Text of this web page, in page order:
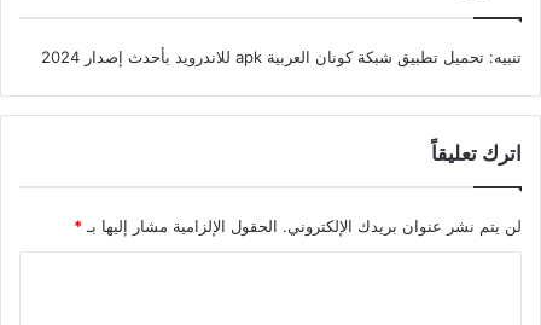
تنبيه: تحميل تطبيق شبكة كونان العربية apk للاندرويد بأحدث إصدار 2024
اترك تعليقاً
لن يتم نشر عنوان بريدك الإلكتروني. الحقول الإلزامية مشار إليها بـ *